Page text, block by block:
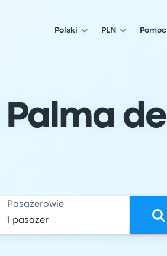
Polski PLN Pomoc
de
Pasażerowie